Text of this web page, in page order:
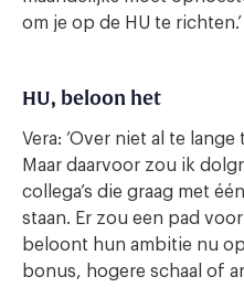
om je op de HU te richten.’
HU, beloon het
Vera: ‘Over niet al te
Maar daarvoor zou ik
collega’s die graag met
staan. Er zou een pad
beloont hun ambitie nu
bonus, hogere schaal of